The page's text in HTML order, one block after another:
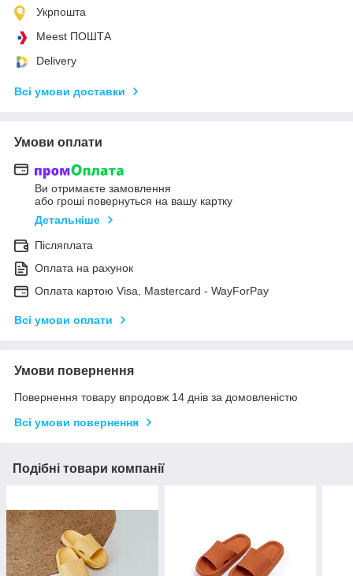
Укрпошта
Meest ПОШТА
Delivery
Всі умови доставки
Умови оплати
Ви отримаєте замовлення
або гроші повернуться на вашу картку
Детальніше
Післяплата
Оплата на рахунок
Оплата картою Visa, Mastercard - WayForPay
Всі умови оплати
Умови повернення
Повернення товару впродовж 14 днів за домовленістю
Всі умови повернення
Подібні товари компанії